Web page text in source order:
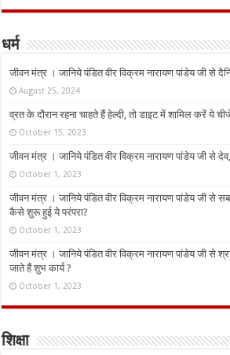
धर्म
जीवन मंत्र । जानिये पंडित वीर विक्रम नारायण पांडेय जी से
August 25, 2024
व्रत के दौरान रहना चाहते हैं हेल्दी, तो डाइट में शामिल करें ये
October 15, 2023
जीवन मंत्र । जानिये पंडित वीर विक्रम नारायण पांडेय जी से
October 1, 2023
जीवन मंत्र । जानिये पंडित वीर विक्रम नारायण पांडेय जी से
कैसे शुरू हुई ये परंपरा?
October 1, 2023
जीवन मंत्र । जानिये पंडित वीर विक्रम नारायण पांडेय जी से
जाते हैं शुभ कार्य ?
October 1, 2023
शिक्षा